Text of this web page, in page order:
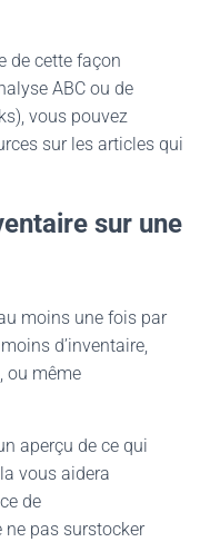
de cette façon
ABC ou de
vous pouvez
sur les articles qui
sur une
moins une fois par
d’inventaire,
ou même
aperçu de ce qui
vous aidera
de
pas surstocker